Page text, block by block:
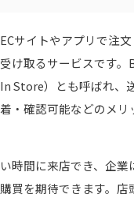
サイトやアプリで注文
け取るサービスです。
Store）とも呼ばれ、
・確認可能などのメリ
時間に来店でき、企業
買を期待できます。店